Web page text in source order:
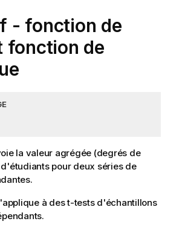
- fonction de
fonction de
la valeur agrégée (degrés de
pour deux séries de
à des t-tests d'échantillons